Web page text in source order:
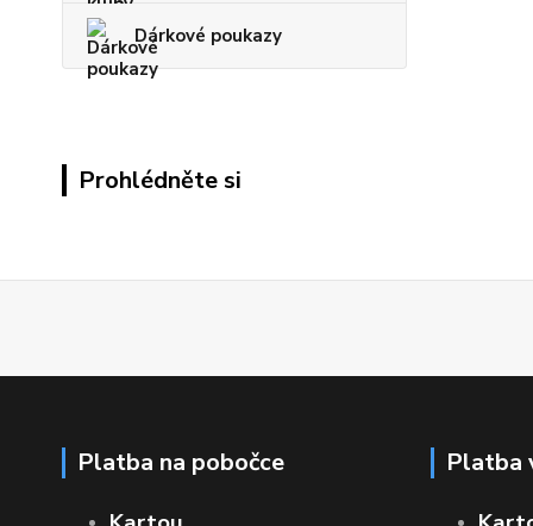
Dárkové poukazy
Prohlédněte si
Platba na pobočce Platba